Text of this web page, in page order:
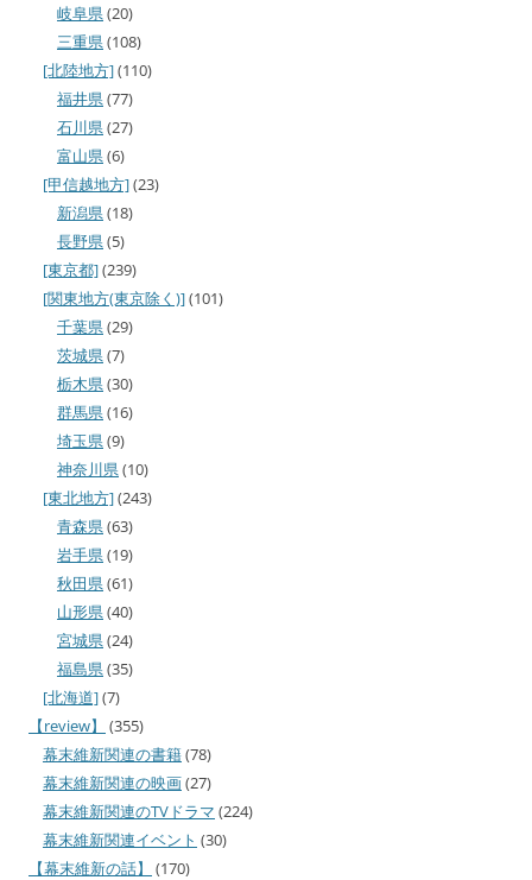
岐阜県(20)
三重県(108)
[北陸地方](110)
福井県(77)
石川県(27)
富山県(6)
[甲信越地方](23)
新潟県(18)
長野県(5)
[東京都](239)
[関東地方(東京除く)](101)
千葉県(29)
茨城県(7)
栃木県(30)
群馬県(16)
埼玉県(9)
神奈川県(10)
[東北地方](243)
青森県(63)
岩手県(19)
秋田県(61)
山形県(40)
宮城県(24)
福島県(35)
[北海道](7)
【review】
(355)
幕末維新関連の書籍(78)
幕末維新関連の映画(27)
幕末維新関連のTVドラマ (224)
幕末維新関連イベント (30)
【幕末維新の話】
(170)